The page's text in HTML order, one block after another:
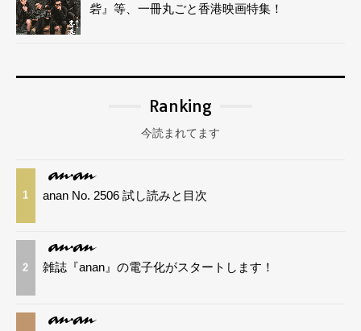
砦』等、一冊丸ごと香港映画特集！
Ranking
今読まれてます
1 anan No. 2506 試し読みと目次
2 雑誌『anan』の電子化がスタートします！